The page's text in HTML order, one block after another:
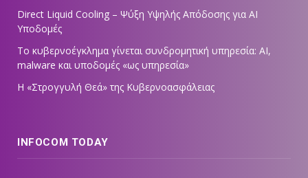
Direct Liquid Cooling – Ψύξη Υψηλής Απόδοσης για AI
Υποδομές
Το κυβερνοέγκλημα γίνεται συνδρομητική υπηρεσία: AI,
malware και υποδομές «ως υπηρεσία»
Η «Στρογγυλή Θεά» της Κυβερνοασφάλειας
INFOCOM TODAY